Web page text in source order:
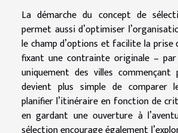
La démarche du concept de
permet aussi d’optimiser
le champ d’options et facilite la prise
fixant une contrainte originale – par
uniquement des villes
devient plus simple de
planifier l’itinéraire en fonction de
en gardant une ouverture à